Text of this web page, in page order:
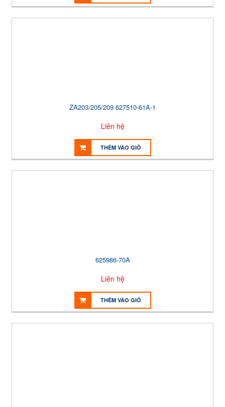
ZA203/205/209 627510-61A-1
Liên hệ
THÊM VÀO GIỎ
625986-70A
Liên hệ
THÊM VÀO GIỎ